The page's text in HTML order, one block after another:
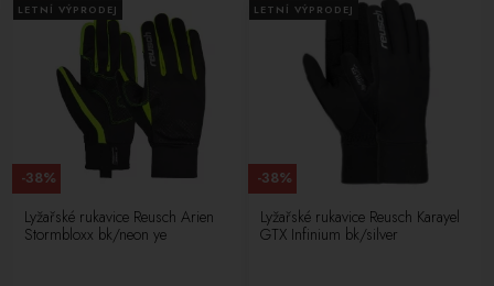
LETNÍ VÝPRODEJ
Lyžařské rukavice Reusch Arien
Stormbloxx bk/neon ye
-38%
LETNÍ VÝPRODEJ
Lyžařské rukavice Reusch Karayel
GTX Infinium bk/silver
-38%